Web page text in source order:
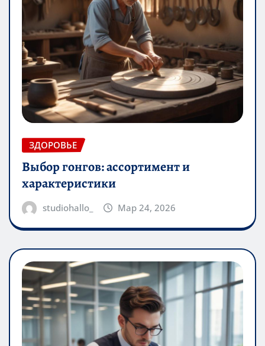
ЗДОРОВЬЕ
Выбор гонгов: ассортимент и
характеристики
studiohallo_ Мар 24, 2026